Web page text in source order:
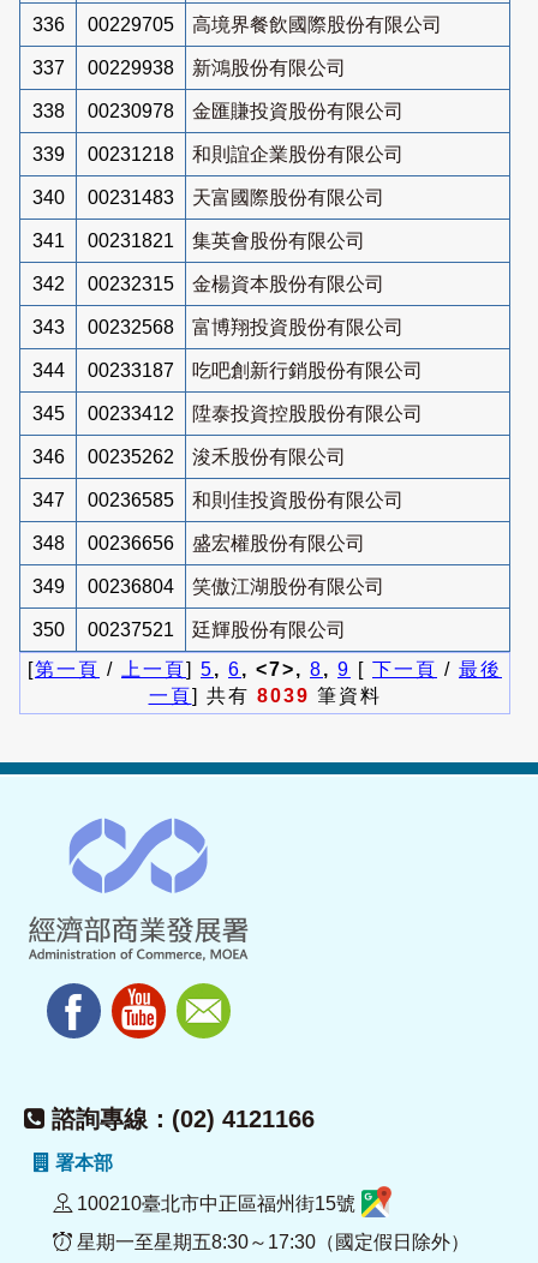
336 00229705 高境界餐飲國際股份有限公司
337 00229938 新鴻股份有限公司
338 00230978 金匯賺投資股份有限公司
339 00231218 和則誼企業股份有限公司
340 00231483 天富國際股份有限公司
341 00231821 集英會股份有限公司
342 00232315 金楊資本股份有限公司
343 00232568 富博翔投資股份有限公司
344 00233187 吃吧創新行銷股份有限公司
345 00233412 陞泰投資控股股份有限公司
346 00235262 浚禾股份有限公司
347 00236585 和則佳投資股份有限公司
348 00236656 盛宏權股份有限公司
349 00236804 笑傲江湖股份有限公司
350 00237521
廷輝股份有限公司
[第一頁 / 上一頁] 5, 6, <7>, 8, 9 [ 下一頁 / 最後
一頁] 共有 8039 筆資料
諮詢專線：(02) 4121166
署本部
100210臺北市中正區福州街15號
星期一至星期五8:30～17:30（國定假日除外）